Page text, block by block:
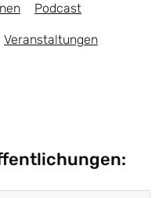
Podcast
Veranstaltungen